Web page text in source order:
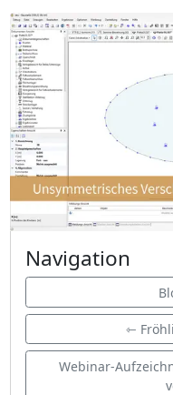
Navigation
⇽
Webinar-